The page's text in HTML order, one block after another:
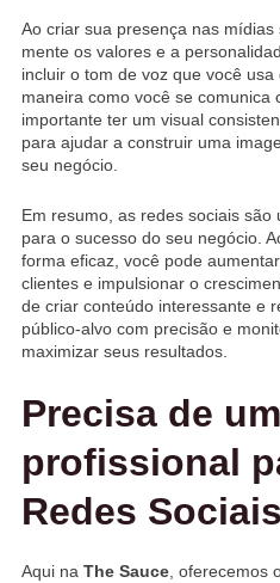
Ao criar sua presença nas
mente os valores e a
incluir o tom de voz que você
maneira como você se comunica
importante ter um visual
para ajudar a construir uma
seu negócio.
Em resumo, as redes sociais
para o sucesso do seu negócio.
forma eficaz, você pode
clientes e impulsionar o
de criar conteúdo interessante e
público-alvo com precisão e
maximizar seus resultados.
Precisa de
profissional
Redes
Aqui na The Sauce, oferecemos